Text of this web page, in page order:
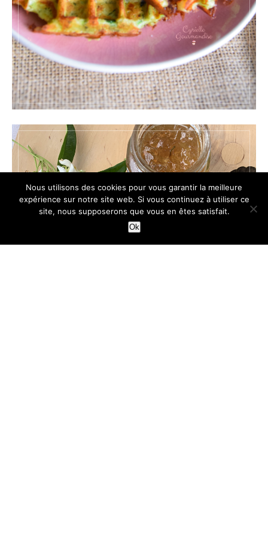
Nous utilisons des cookies pour vous garantir la meilleure
expérience sur notre site web. Si vous continuez à utiliser ce
site, nous supposerons que vous en êtes satisfait.
Ok